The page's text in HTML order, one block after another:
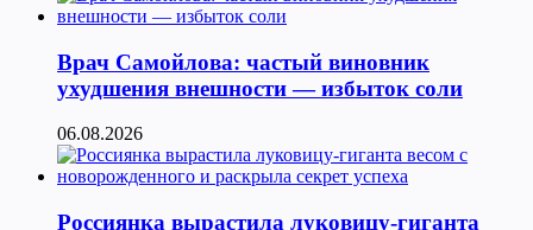
Врач Самойлова: частый виновник
ухудшения внешности — избыток соли
06.08.2026
Россиянка вырастила луковицу-гиганта